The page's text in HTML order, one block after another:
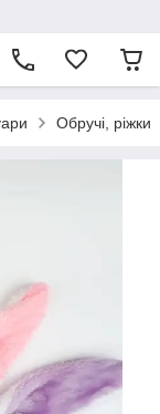
Обручі, ріжки